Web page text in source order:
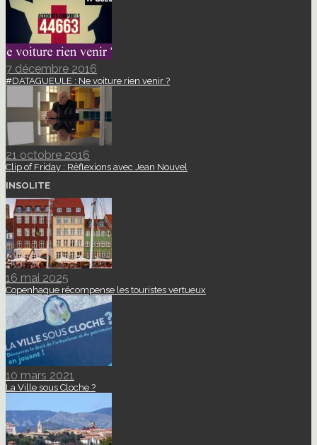
7 décembre 2016
#DATAGUEULE : Ne voiture rien venir ?
21 octobre 2016
Clip of Friday : Réflexions avec Jean Nouvel
INSOLITE
16 mai 2025
Copenhague récompense les touristes vertueux
10 mars 2021
La Ville sous Cloche ?